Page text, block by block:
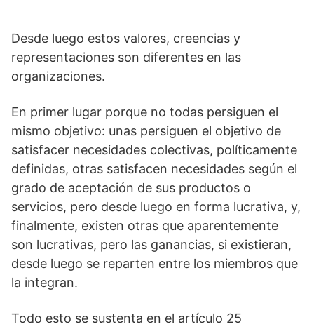
Desde luego estos valores, creencias y
representaciones son diferentes en las
organizaciones.
En primer lugar porque no todas persiguen el
mismo objetivo: unas persiguen el objetivo de
satisfacer necesidades colectivas, políticamente
definidas, otras satisfacen necesidades según el
grado de aceptación de sus productos o
servicios, pero desde luego en forma lucrativa, y,
finalmente, existen otras que aparentemente
son lucrativas, pero las ganancias, si existieran,
desde luego se reparten entre los miembros que
la integran.
Todo esto se sustenta en el artículo 25